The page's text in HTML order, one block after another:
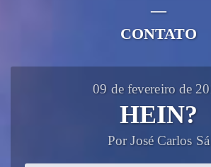
—
CONTATO
09 de fevereiro de
HEIN?
Por José Carlos Sá